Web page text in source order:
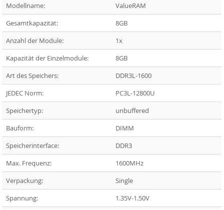
Modellname:
ValueRAM
Gesamtkapazität:
8GB
Anzahl der Module:
1x
Kapazität der Einzelmodule:
8GB
Art des Speichers:
DDR3L-1600
JEDEC Norm:
PC3L-12800U
Speichertyp:
unbuffered
Bauform:
DIMM
Speicherinterface:
DDR3
Max. Frequenz:
1600MHz
Verpackung:
Single
Spannung:
1.35V-1.50V